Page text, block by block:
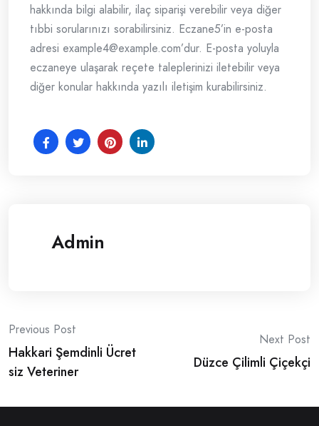
hakkında bilgi alabilir, ilaç siparişi verebilir veya diğer
tıbbi sorularınızı sorabilirsiniz. Eczane5’in e-posta
adresi example4@example.com’dur. E-posta yoluyla
eczaneye ulaşarak reçete taleplerinizi iletebilir veya
diğer konular hakkında yazılı iletişim kurabilirsiniz.
Admin
Post
navigation
Previous Post
Hakkari Şemdinli Ücret
siz Veteriner
Next Post
Düzce Çilimli Çiçekçi